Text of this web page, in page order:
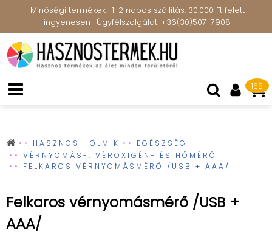
Minőségi termékek · 1-2 napos szállítás, 30.000 Ft felett
ingyenesen · Ügyfélszolgálat: +36(30)507-7908
168
HASZNOS HOLMIK
EGÉSZSÉG
VÉRNYOMÁS-, VÉROXIGÉN- ÉS HŐMÉRŐ
FELKAROS VÉRNYOMÁSMÉRŐ /USB + AAA/
Felkaros vérnyomásmérő /USB +
AAA/